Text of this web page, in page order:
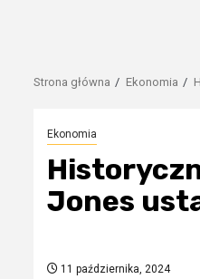
Strona główna Ekonomia
Ekonomia
Jones
11 października, 2024